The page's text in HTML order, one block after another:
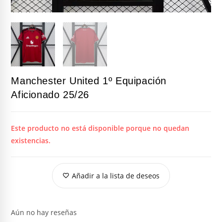
Manchester United 1º Equipación
Aficionado 25/26
Este producto no está disponible porque no quedan
existencias.
Añadir a la lista de deseos
Aún no hay reseñas